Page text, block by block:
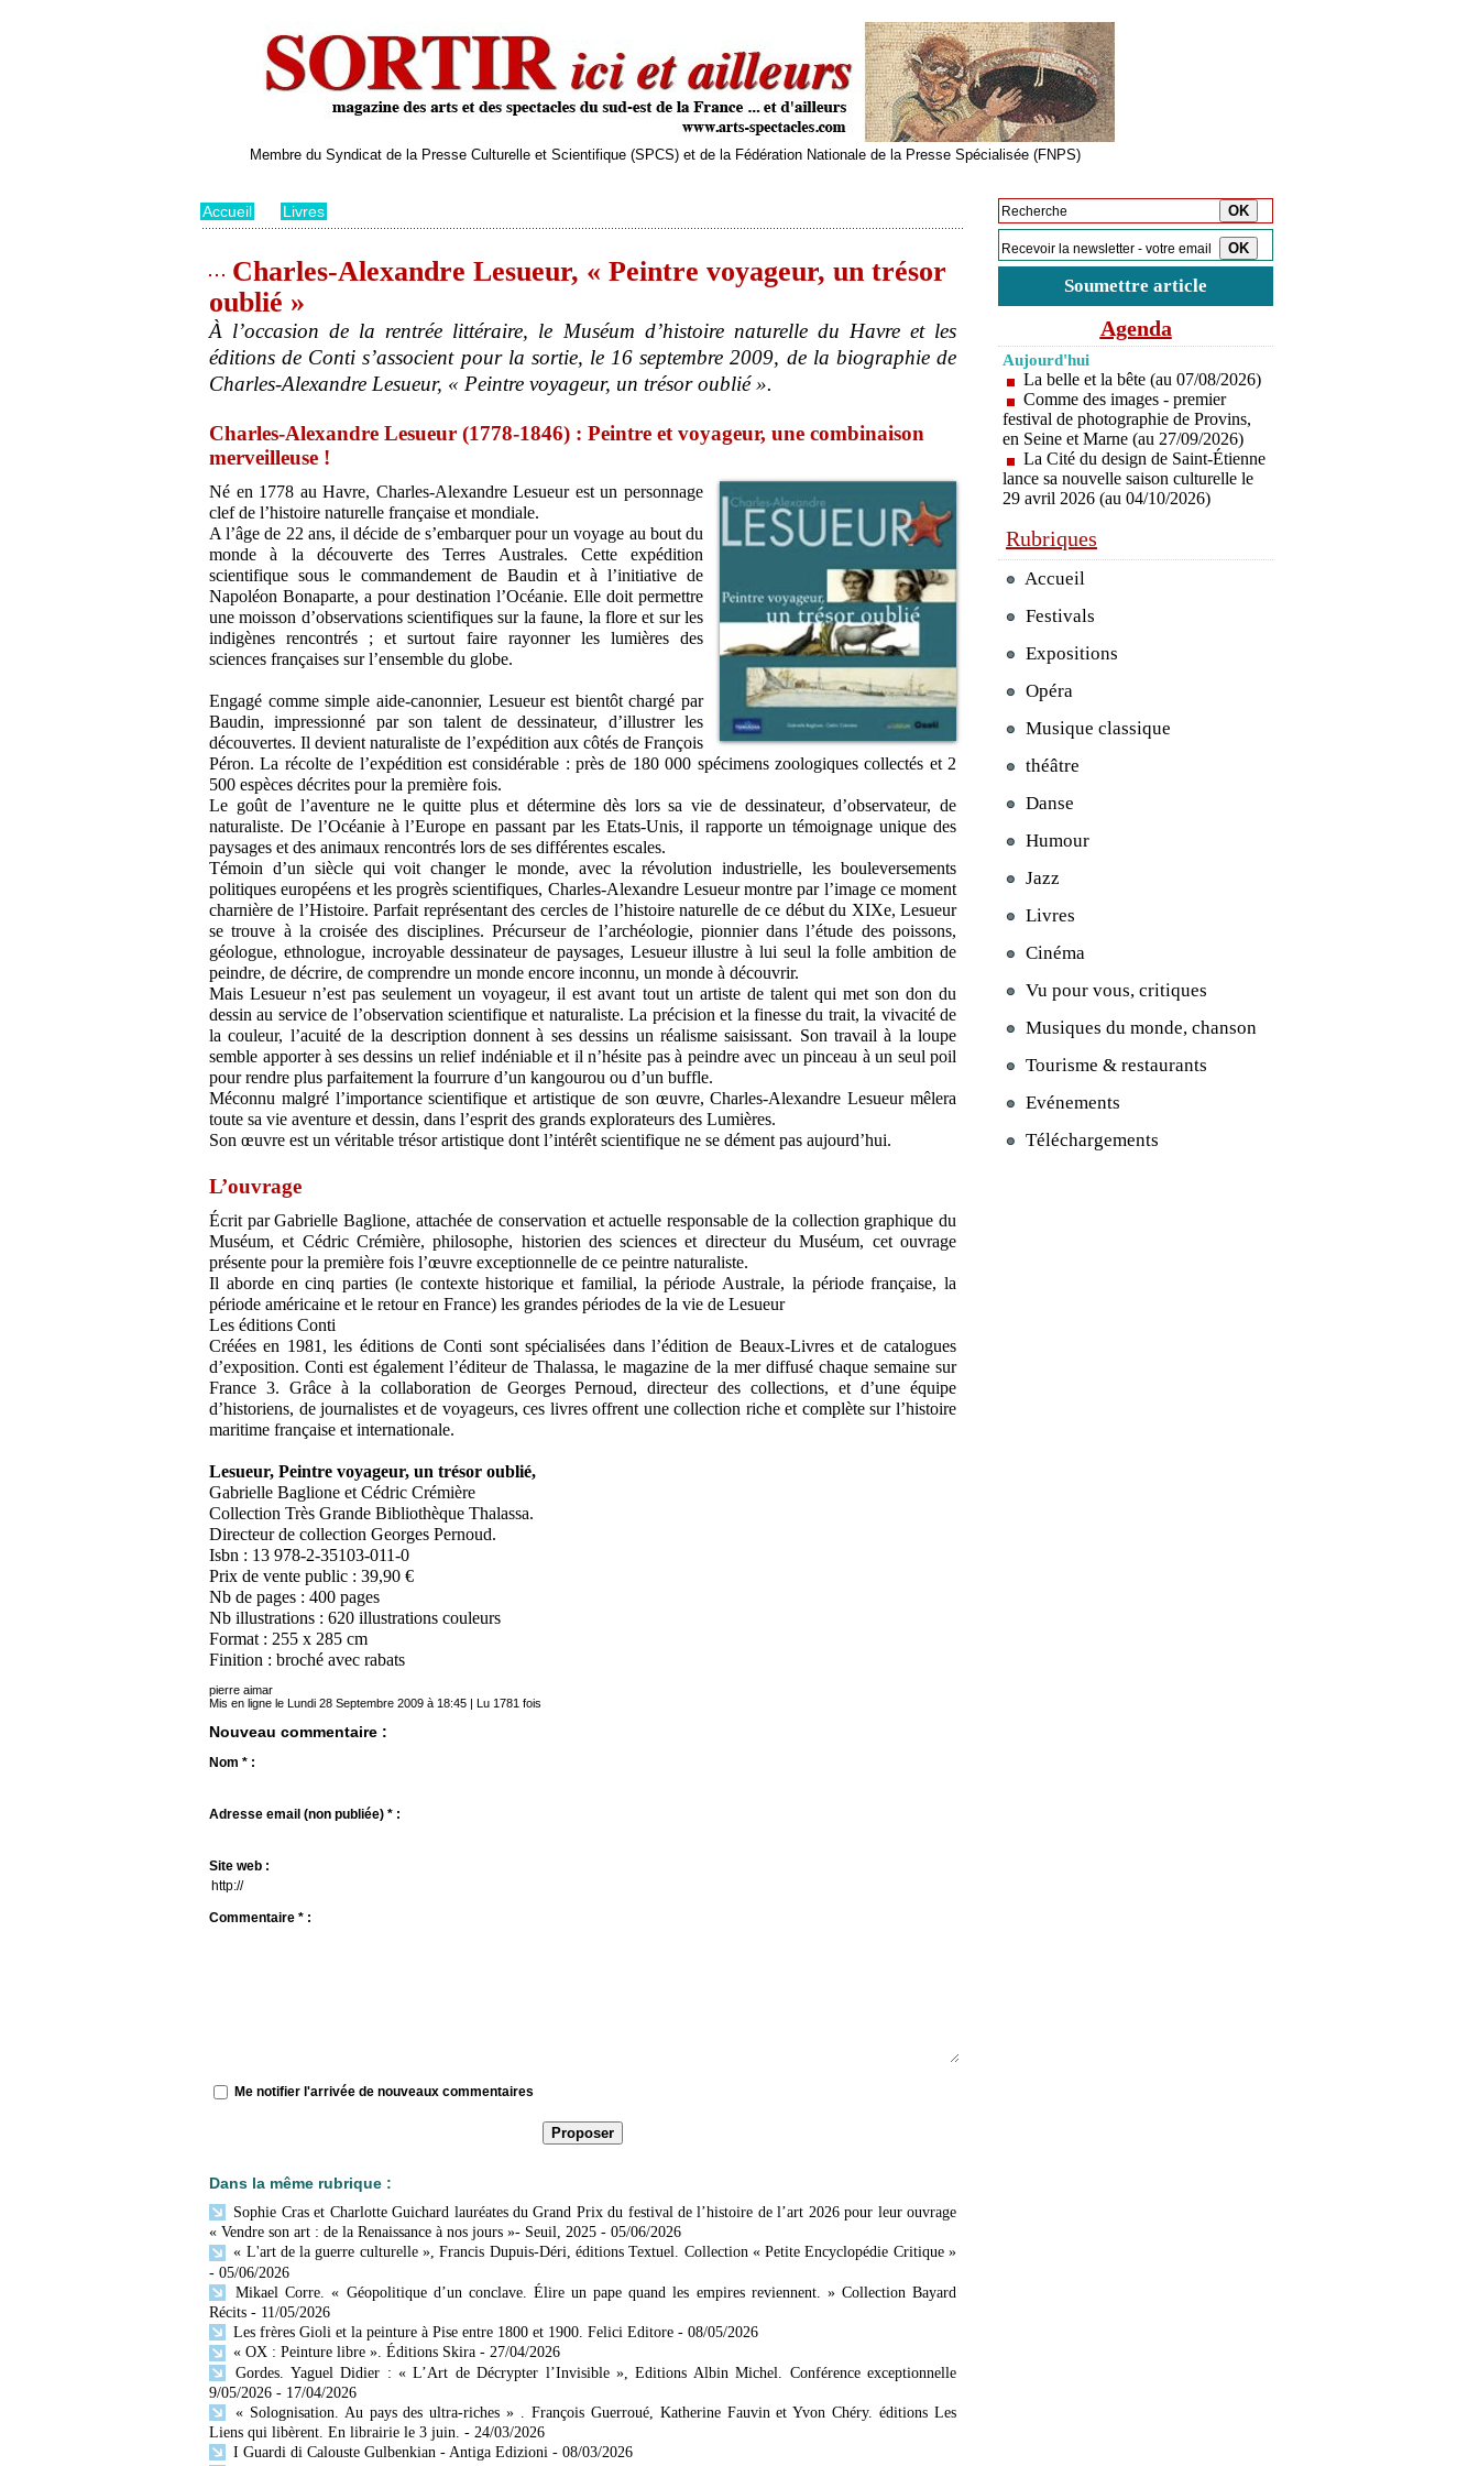
Membre du Syndicat de la Presse Culturelle et Scientifique (SPCS) et de la Fédération Nationale de la Presse Spécialisée (FNPS)
Accueil Livres
Charles-Alexandre Lesueur, « Peintre voyageur, un trésor
oublié »
À l’occasion de la rentrée littéraire, le Muséum d’histoire naturelle du Havre et les
éditions de Conti s’associent pour la sortie, le 16 septembre 2009, de la biographie de
Charles-Alexandre Lesueur, « Peintre voyageur, un trésor oublié ».
Charles-Alexandre Lesueur (1778-1846) : Peintre et voyageur, une combinaison
merveilleuse !
Né en 1778 au Havre, Charles-Alexandre Lesueur est un personnage
clef de l’histoire naturelle française et mondiale.
A l’âge de 22 ans, il décide de s’embarquer pour un voyage au bout du
monde à la découverte des Terres Australes. Cette expédition
scientifique sous le commandement de Baudin et à l’initiative de
Napoléon Bonaparte, a pour destination l’Océanie. Elle doit permettre
une moisson d’observations scientifiques sur la faune, la flore et sur les
indigènes rencontrés ; et surtout faire rayonner les lumières des
sciences françaises sur l’ensemble du globe.
Engagé comme simple aide-canonnier, Lesueur est bientôt chargé par
Baudin, impressionné par son talent de dessinateur, d’illustrer les
découvertes. Il devient naturaliste de l’expédition aux côtés de François
Péron. La récolte de l’expédition est considérable : près de 180 000 spécimens zoologiques collectés et 2
500 espèces décrites pour la première fois.
Le goût de l’aventure ne le quitte plus et détermine dès lors sa vie de dessinateur, d’observateur, de
naturaliste. De l’Océanie à l’Europe en passant par les Etats-Unis, il rapporte un témoignage unique des
paysages et des animaux rencontrés lors de ses différentes escales.
Témoin d’un siècle qui voit changer le monde, avec la révolution industrielle, les bouleversements
politiques européens et les progrès scientifiques, Charles-Alexandre Lesueur montre par l’image ce moment
charnière de l’Histoire. Parfait représentant des cercles de l’histoire naturelle de ce début du XIXe, Lesueur
se trouve à la croisée des disciplines. Précurseur de l’archéologie, pionnier dans l’étude des poissons,
géologue, ethnologue, incroyable dessinateur de paysages, Lesueur illustre à lui seul la folle ambition de
peindre, de décrire, de comprendre un monde encore inconnu, un monde à découvrir.
Mais Lesueur n’est pas seulement un voyageur, il est avant tout un artiste de talent qui met son don du
dessin au service de l’observation scientifique et naturaliste. La précision et la finesse du trait, la vivacité de
la couleur, l’acuité de la description donnent à ses dessins un réalisme saisissant. Son travail à la loupe
semble apporter à ses dessins un relief indéniable et il n’hésite pas à peindre avec un pinceau à un seul poil
pour rendre plus parfaitement la fourrure d’un kangourou ou d’un buffle.
Méconnu malgré l’importance scientifique et artistique de son œuvre, Charles-Alexandre Lesueur mêlera
toute sa vie aventure et dessin, dans l’esprit des grands explorateurs des Lumières.
Son œuvre est un véritable trésor artistique dont l’intérêt scientifique ne se dément pas aujourd’hui.
L’ouvrage
Écrit par Gabrielle Baglione, attachée de conservation et actuelle responsable de la collection graphique du
Muséum, et Cédric Crémière, philosophe, historien des sciences et directeur du Muséum, cet ouvrage
présente pour la première fois l’œuvre exceptionnelle de ce peintre naturaliste.
Il aborde en cinq parties (le contexte historique et familial, la période Australe, la période française, la
période américaine et le retour en France) les grandes périodes de la vie de Lesueur
Les éditions Conti
Créées en 1981, les éditions de Conti sont spécialisées dans l’édition de Beaux-Livres et de catalogues
d’exposition. Conti est également l’éditeur de Thalassa, le magazine de la mer diffusé chaque semaine sur
France 3. Grâce à la collaboration de Georges Pernoud, directeur des collections, et d’une équipe
d’historiens, de journalistes et de voyageurs, ces livres offrent une collection riche et complète sur l’histoire
maritime française et internationale.
Lesueur, Peintre voyageur, un trésor oublié,
Gabrielle Baglione et Cédric Crémière
Collection Très Grande Bibliothèque Thalassa.
Directeur de collection Georges Pernoud.
Isbn : 13 978-2-35103-011-0
Prix de vente public : 39,90 €
Nb de pages : 400 pages
Nb illustrations : 620 illustrations couleurs
Format : 255 x 285 cm
Finition : broché avec rabats
pierre aimar
Mis en ligne le Lundi 28 Septembre 2009 à 18:45 | Lu 1781 fois
Nouveau commentaire :
Nom * :
Adresse email (non publiée) * :
Site web :
Commentaire * :
Me notifier l'arrivée de nouveaux commentaires
Dans la même rubrique :
Sophie Cras et Charlotte Guichard lauréates du Grand Prix du festival de l’histoire de l’art 2026 pour leur ouvrage
« Vendre son art : de la Renaissance à nos jours »- Seuil, 2025 - 05/06/2026
« L'art de la guerre culturelle », Francis Dupuis-Déri, éditions Textuel. Collection « Petite Encyclopédie Critique »
- 05/06/2026
Mikael Corre. « Géopolitique d’un conclave. Élire un pape quand les empires reviennent. » Collection Bayard
Récits - 11/05/2026
Les frères Gioli et la peinture à Pise entre 1800 et 1900. Felici Editore - 08/05/2026
« OX : Peinture libre ». Éditions Skira - 27/04/2026
Gordes. Yaguel Didier : « L’Art de Décrypter l’Invisible », Editions Albin Michel. Conférence exceptionnelle
9/05/2026 - 17/04/2026
« Solognisation. Au pays des ultra-riches » . François Guerroué, Katherine Fauvin et Yvon Chéry. éditions Les
Liens qui libèrent. En librairie le 3 juin. - 24/03/2026
I Guardi di Calouste Gulbenkian - Antiga Edizioni - 08/03/2026
Soumettre article
Agenda
Aujourd'hui
La belle et la bête (au 07/08/2026)
Comme des images - premier
festival de photographie de Provins,
en Seine et Marne (au 27/09/2026)
La Cité du design de Saint-Étienne
lance sa nouvelle saison culturelle le
29 avril 2026 (au 04/10/2026)
Rubriques
Accueil
Festivals
Expositions
Opéra
Musique classique
théâtre
Danse
Humour
Jazz
Livres
Cinéma
Vu pour vous, critiques
Musiques du monde, chanson
Tourisme & restaurants
Evénements
Téléchargements